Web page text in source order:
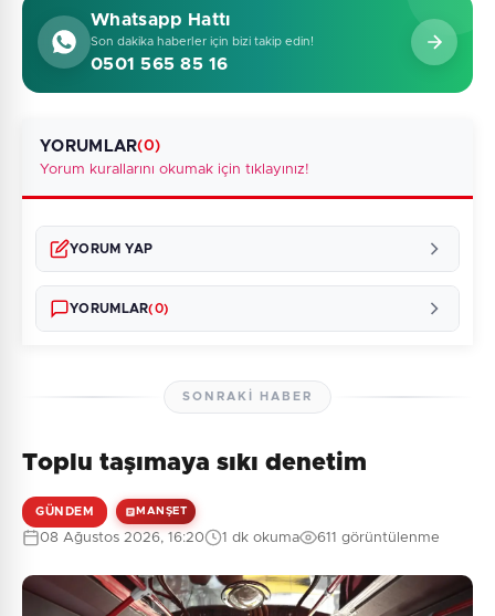
Whatsapp Hattı
Son dakika haberler için bizi takip edin!
0501 565 85 16
YORUMLAR(0)
Yorum kurallarını okumak için tıklayınız!
YORUM YAP
0/2000
Güvenlik Sorusu:
YORUMLAR(0)
Henüz yorum yapılmamış. İlk yorumu siz yapın!
SONRAKI HABER
Toplu taşımaya sıkı denetim
GÜNDEM MANŞET
08 Ağustos 2026, 16:20 1 dk okuma 611 görüntülenme